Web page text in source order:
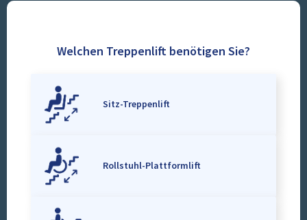
Welchen Treppenlift benötigen Sie?
Sitz-Treppenlift
Rollstuhl-Plattformlift